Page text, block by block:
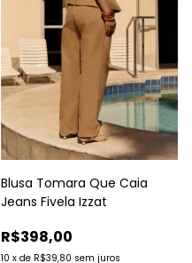
Blusa Tomara Que Caia
Jeans Fivela Izzat
R$398,00
10 x de R$39,80 sem juros